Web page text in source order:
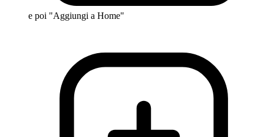
e poi "Aggiungi a Home"